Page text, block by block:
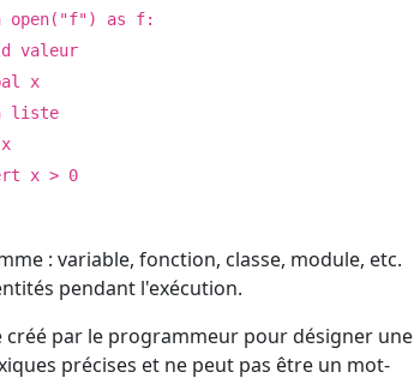
open("f") as f:
valeur
x
liste
x > 0
: variable, fonction, classe, module, etc.
pendant l'exécution.
créé par le programmeur pour désigner une
précises et ne peut pas être un mot-